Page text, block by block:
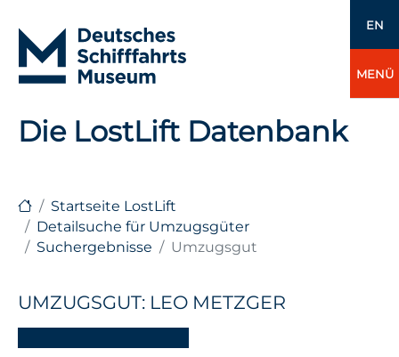
EN
MENÜ
Die LostLift Datenbank
Startseite LostLift
Detailsuche für Umzugsgüter
Suchergebnisse
Umzugsgut
UMZUGSGUT: LEO METZGER